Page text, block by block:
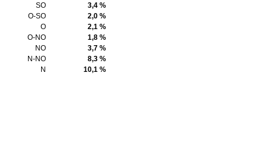
SO
3,4 %
O-SO
2,0 %
O
2,1 %
O-NO
1,8 %
NO
3,7 %
N-NO
8,3 %
N
10,1 %